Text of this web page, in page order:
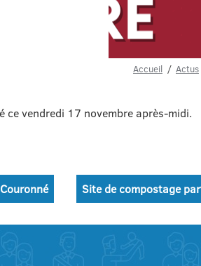
Accueil Actus
ce vendredi 17 novembre après-midi.
Site de compostage